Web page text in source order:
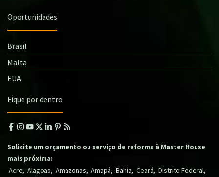
Oportunidades
Brasil
Malta
EUA
Fique por dentro
Solicite um orçamento ou serviço de reforma à Master House
mais próxima:
Acre, Alagoas, Amazonas, Amapá, Bahia, Ceará, Distrito Federal,